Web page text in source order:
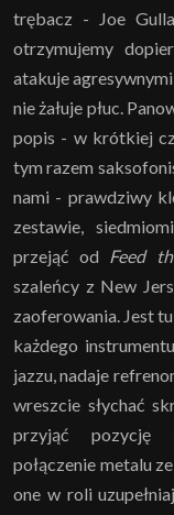
trębacz - Joe
otrzymujemy
atakuje
nie żałuje płuc.
popis - w krótkiej
tym razem
nami - prawdziwy
zestawie,
przejąć od Feed
szaleńcy z New
zaoferowania. Jest
każdego
jazzu, nadaje
wreszcie słychać
przyjąć pozycję
połączenie metalu
one w roli